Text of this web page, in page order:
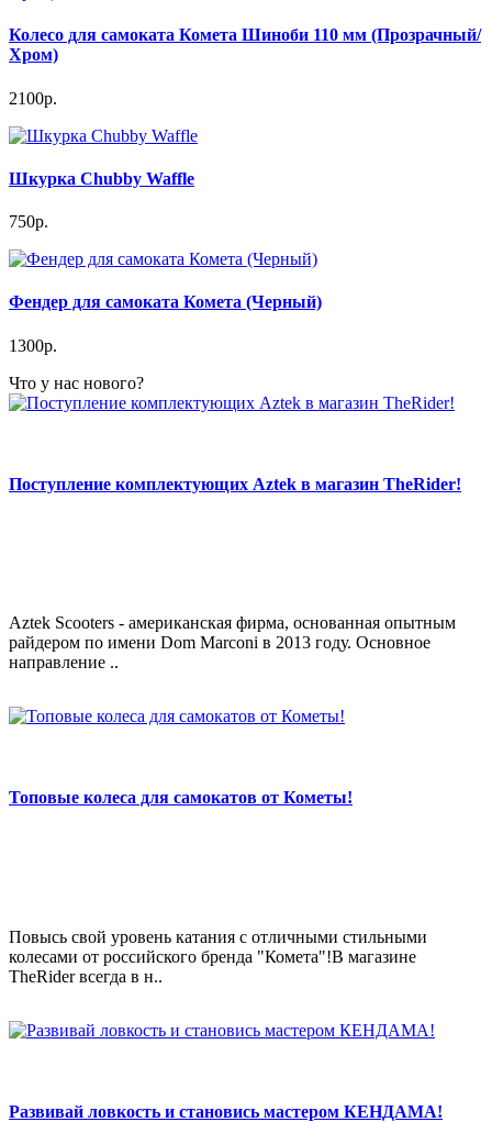
Колесо для самоката Комета Шиноби 110 мм (Прозрачный/
Хром)
2100р.
Шкурка Chubby Waffle
750р.
Фендер для самоката Комета (Черный)
1300р.
Что у нас нового?
Поступление комплектующих Aztek в магазин TheRider!
Aztek Scooters - американская фирма, основанная опытным
райдером по имени Dom Marconi в 2013 году. Основное
направление ..
Топовые колеса для самокатов от Кометы!
Повысь свой уровень катания с отличными стильными
колесами от российского бренда "Комета"!В магазине
TheRider всегда в н..
Развивай ловкость и становись мастером КЕНДАМА!